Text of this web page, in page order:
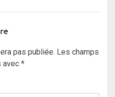
pas publiée. Les champs
avec *